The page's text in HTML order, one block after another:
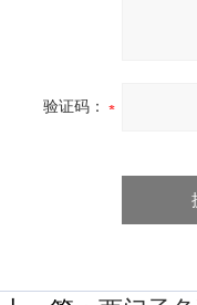
验证码：